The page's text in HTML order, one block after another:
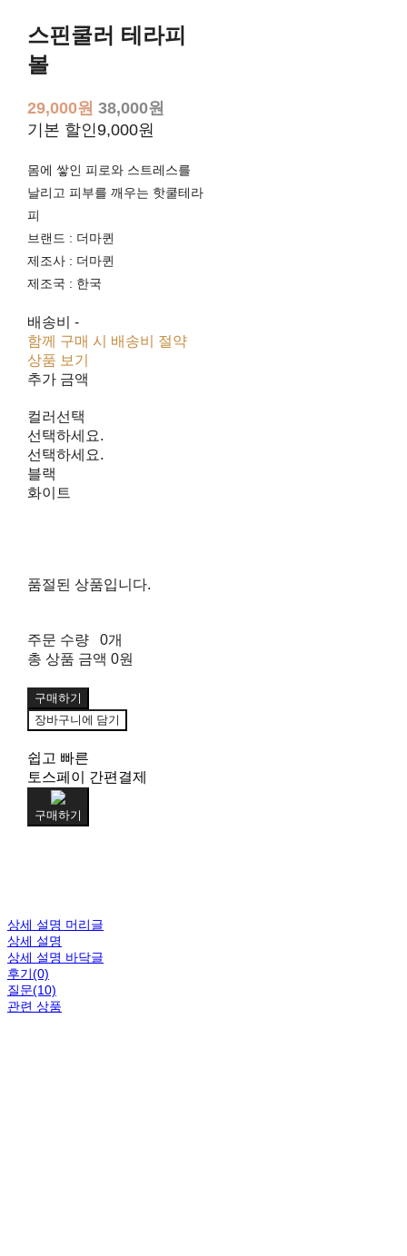
스핀쿨러 테라피
볼
29,000원 38,000원
기본 할인9,000원
몸에 쌓인 피로와 스트레스를
날리고 피부를 깨우는 핫쿨테라
피
브랜드 : 더마퀸
제조사 : 더마퀸
제조국 : 한국
배송비 -
함께 구매 시 배송비 절약
상품 보기
추가 금액
컬러선택
선택하세요.
선택하세요.
블랙
화이트
품절된 상품입니다.
주문 수량
0개
총 상품 금액 0원
구매하기
장바구니에 담기
쉽고 빠른
토스페이 간편결제
구매하기
상세 설명 머리글
상세 설명
상세 설명 바닥글
후기(0)
질문(10)
관련 상품